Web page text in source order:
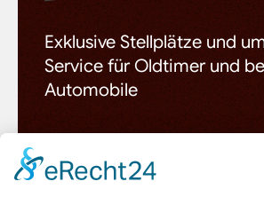
Exklusive Stellplätze und
Service für Oldtimer und
Automobile
Mobilium GmbH Classic